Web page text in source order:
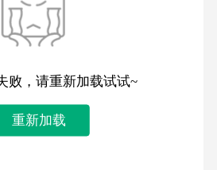
败，请重新加载试试~
重新加载